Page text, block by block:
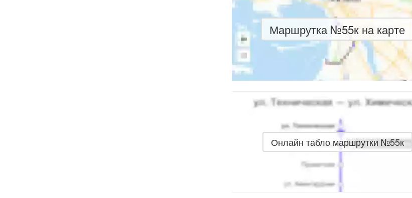
Маршрутка №55к на карте
Онлайн табло маршрутки №55к